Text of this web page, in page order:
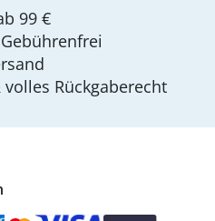
99 €
Rückgaberecht